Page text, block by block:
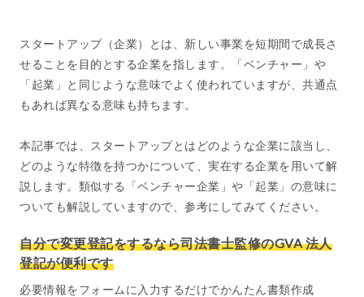
スタートアップ（企業）とは、新しい事業を短期間で成長さ
せることを目的とする企業を指します。「ベンチャー」や
「起業」と同じような意味でよく使われていますが、共通点
もあれば異なる意味も持ちます。
本記事では、スタートアップとはどのような企業に該当し、
どのような特徴を持つかについて、実在する企業を用いて解
説します。類似する「ベンチャー企業」や「起業」の意味に
ついても解説していますので、参考にしてみてください。
自分で変更登記をするなら司法書士監修のGVA 法人
登記が便利です
必要情報をフォームに入力するだけでかんたん書類作成